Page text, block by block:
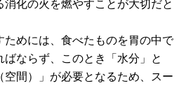
化の火を燃やすことが大切だと
ためには、食べたものを胃の中で
ばならず、このとき「水分」と
空間）」が必要となるため、スー